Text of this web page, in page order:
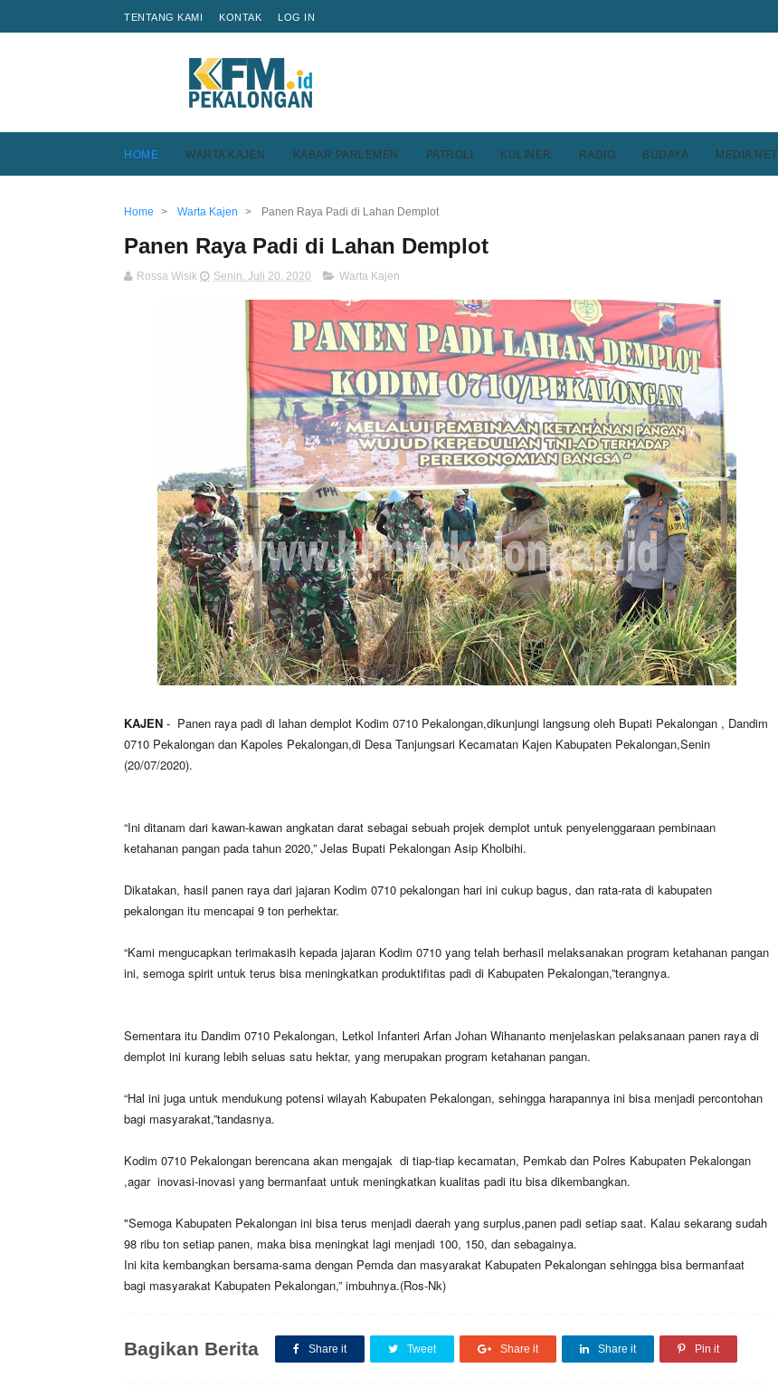
TENTANG KAMI KONTAK LOG IN
HOME WARTA KAJEN KABAR PARLEMEN PATROLI KULINER RADIO BUDAYA MEDIA NET
Home > Warta Kajen > Panen Raya Padi di Lahan Demplot
Panen Raya Padi di Lahan Demplot
Rossa Wisik Senin, Juli 20, 2020 Warta Kajen
KAJEN - Panen raya padi di lahan demplot Kodim 0710 Pekalongan,dikunjungi langsung oleh Bupati Pekalongan , Dandim
0710 Pekalongan dan Kapoles Pekalongan,di Desa Tanjungsari Kecamatan Kajen Kabupaten Pekalongan,Senin
(20/07/2020).
“Ini ditanam dari kawan-kawan angkatan darat sebagai sebuah projek demplot untuk penyelenggaraan pembinaan
ketahanan pangan pada tahun 2020,” Jelas Bupati Pekalongan Asip Kholbihi.
Dikatakan, hasil panen raya dari jajaran Kodim 0710 pekalongan hari ini cukup bagus, dan rata-rata di kabupaten
pekalongan itu mencapai 9 ton perhektar.
“Kami mengucapkan terimakasih kepada jajaran Kodim 0710 yang telah berhasil melaksanakan program ketahanan pangan
ini, semoga spirit untuk terus bisa meningkatkan produktifitas padi di Kabupaten Pekalongan,”terangnya.
Sementara itu Dandim 0710 Pekalongan, Letkol Infanteri Arfan Johan Wihananto menjelaskan pelaksanaan panen raya di
demplot ini kurang lebih seluas satu hektar, yang merupakan program ketahanan pangan.
“Hal ini juga untuk mendukung potensi wilayah Kabupaten Pekalongan, sehingga harapannya ini bisa menjadi percontohan
bagi masyarakat,”tandasnya.
Kodim 0710 Pekalongan berencana akan mengajak di tiap-tiap kecamatan, Pemkab dan Polres Kabupaten Pekalongan
,agar inovasi-inovasi yang bermanfaat untuk meningkatkan kualitas padi itu bisa dikembangkan.
"Semoga Kabupaten Pekalongan ini bisa terus menjadi daerah yang surplus,panen padi setiap saat. Kalau sekarang sudah
98 ribu ton setiap panen, maka bisa meningkat lagi menjadi 100, 150, dan sebagainya.
Ini kita kembangkan bersama-sama dengan Pemda dan masyarakat Kabupaten Pekalongan sehingga bisa bermanfaat
bagi masyarakat Kabupaten Pekalongan,” imbuhnya.(Ros-Nk)
Bagikan Berita Share it Tweet Share it Share it Pin it